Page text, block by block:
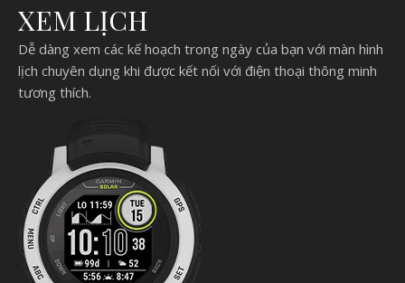
XEM LỊCH
Dễ dàng xem các kế hoạch trong ngày của bạn với màn hình
lịch chuyên dụng khi được kết nối với điện thoại thông minh
tương thích.